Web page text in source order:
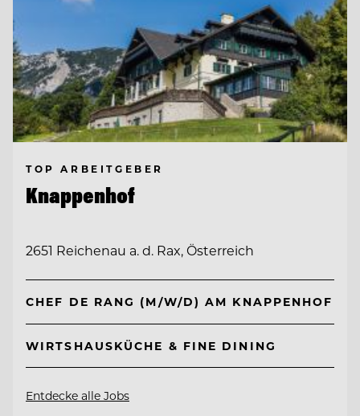
TOP ARBEITGEBER
Knappenhof
2651 Reichenau a. d. Rax, Österreich
CHEF DE RANG (M/W/D) AM KNAPPENHOF
WIRTSHAUSKÜCHE & FINE DINING
Entdecke alle Jobs